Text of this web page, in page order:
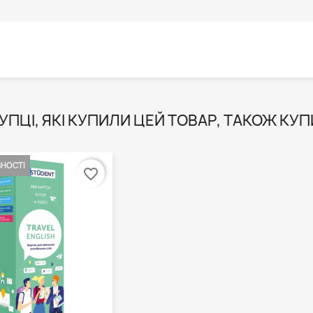
ЯКІ КУПИЛИ ЦЕЙ ТОВАР, ТАКОЖ
favorite_border